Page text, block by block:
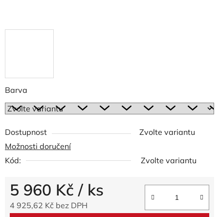
Barva
Dostupnost
Zvolte variantu
Možnosti doručení
Kód:
Zvolte variantu
5 960 Kč / ks
4 925,62 Kč bez DPH